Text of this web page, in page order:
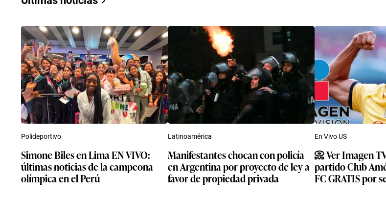
Polideportivo
Simone Biles en Lima EN VIVO:
últimas noticias de la campeona
olímpica en el Perú
Latinoamérica
Manifestantes chocan con policía
en Argentina por proyecto de ley a
favor de propiedad privada
En Vivo US
📀 Ver Imagen
partido Club
FC GRATIS por